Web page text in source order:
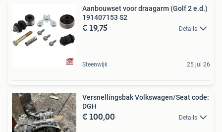
Aanbouwset voor draagarm (Golf 2 e.d.)
191407153 S2
€ 19,75 Details
Steenwijk 25 jul 26
Versnellingsbak Volkswagen/Seat code:
DGH
€ 100,00 Details